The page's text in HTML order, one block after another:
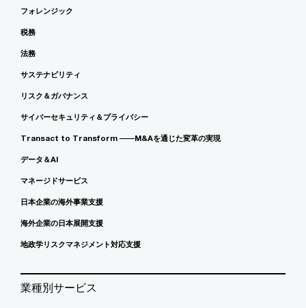
フォレンジック
税務
法務
サステナビリティ
リスク＆ガバナンス
サイバーセキュリティ＆プライバシー
Transact to Transform ――M&Aを通じた変革の実現
データ＆AI
マネージドサービス
日本企業の海外事業支援
海外企業の日本展開支援
地政学リスクマネジメント対応支援
業種別サービス